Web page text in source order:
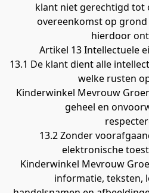
klant niet gerechtigd tot
overeenkomst op grond
hierdoor
Artikel 13 Intellectuele
13.1 De klant dient alle
welke rusten
Kinderwinkel Mevrouw
geheel en
13.2 Zonder
elektronische
Kinderwinkel Mevrouw
informatie, teksten,